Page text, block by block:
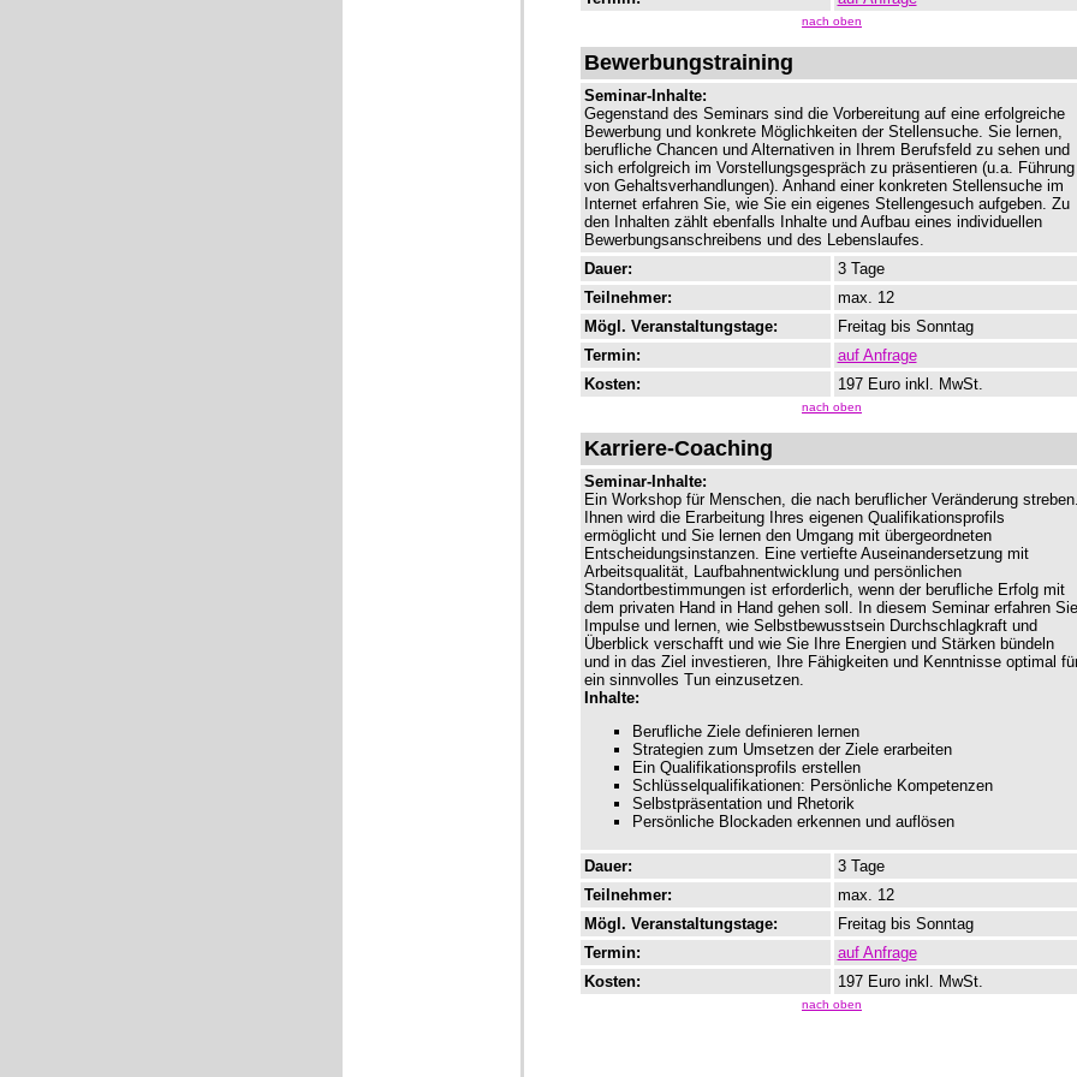
nach oben
Bewerbungstraining
Seminar-Inhalte:
Gegenstand des Seminars sind die Vorbereitung auf eine erfolgreiche
Bewerbung und konkrete Möglichkeiten der Stellensuche. Sie lernen,
berufliche Chancen und Alternativen in Ihrem Berufsfeld zu sehen und
sich erfolgreich im Vorstellungsgespräch zu präsentieren (u.a. Führung
von Gehaltsverhandlungen). Anhand einer konkreten Stellensuche im
Internet erfahren Sie, wie Sie ein eigenes Stellengesuch aufgeben. Zu
den Inhalten zählt ebenfalls Inhalte und Aufbau eines individuellen
Bewerbungsanschreibens und des Lebenslaufes.
Dauer:
3 Tage
Teilnehmer:
max. 12
Mögl. Veranstaltungstage:
Freitag bis Sonntag
Termin:
auf Anfrage
Kosten:
197 Euro inkl. MwSt.
nach oben
Karriere-Coaching
Seminar-Inhalte:
Ein Workshop für Menschen, die nach beruflicher Veränderung
Ihnen wird die Erarbeitung Ihres eigenen Qualifikationsprofils
ermöglicht und Sie lernen den Umgang mit übergeordneten
Entscheidungsinstanzen. Eine vertiefte Auseinandersetzung mit
Arbeitsqualität, Laufbahnentwicklung und persönlichen
Standortbestimmungen ist erforderlich, wenn der berufliche Erfolg mit
dem privaten Hand in Hand gehen soll. In diesem Seminar erfahren Sie
Impulse und lernen, wie Selbstbewusstsein Durchschlagkraft und
Überblick verschafft und wie Sie Ihre Energien und Stärken bündeln
und in das Ziel investieren, Ihre Fähigkeiten und Kenntnisse optimal
ein sinnvolles Tun einzusetzen.
Inhalte:
Berufliche Ziele definieren lernen
Strategien zum Umsetzen der Ziele erarbeiten
Ein Qualifikationsprofils erstellen
Schlüsselqualifikationen: Persönliche Kompetenzen
Selbstpräsentation und Rhetorik
Persönliche Blockaden erkennen und auflösen
Dauer:
3 Tage
Teilnehmer:
max. 12
Mögl. Veranstaltungstage:
Freitag bis Sonntag
Termin:
auf Anfrage
Kosten:
197 Euro inkl. MwSt.
nach oben